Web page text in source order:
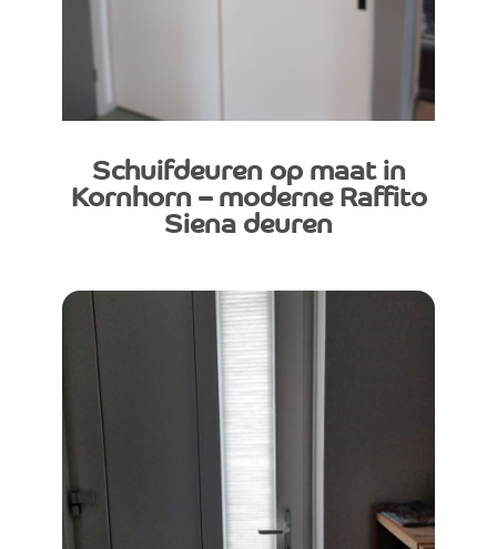
Schuifdeuren op maat in
Kornhorn – moderne Raffito
Siena deuren